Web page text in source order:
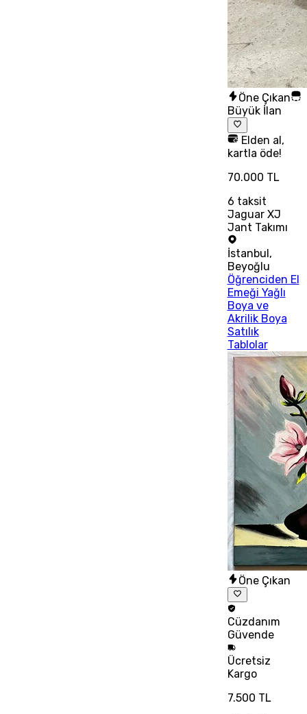
Öne Çıkan
Büyük İlan
Elden al,
kartla öde!
70.000 TL
6 taksit
Jaguar XJ
Jant Takımı
İstanbul,
Beyoğlu
Öğrenciden El
Emeği Yağlı
Boya ve
Akrilik Boya
Satılık
Tablolar
Öne Çıkan
Cüzdanım
Güvende
Ücretsiz
Kargo
7.500 TL